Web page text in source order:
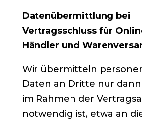
Datenübermittlung bei
Vertragsschluss für
Händler und
Wir übermitteln
Daten an Dritte nur
im Rahmen der
notwendig ist, etwa an